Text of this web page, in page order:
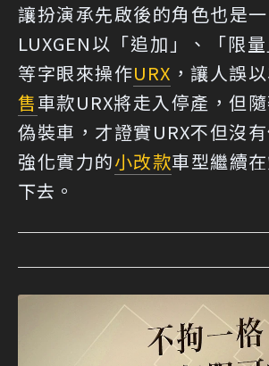
讓扮演承先啟後的角色也是
LUXGEN以「追加」、「限量
等字眼來操作URX ，讓人誤
售車款URX將走入停產，但
偽裝車，才證實URX不但沒
強化實力的小改款車型繼續
下去。